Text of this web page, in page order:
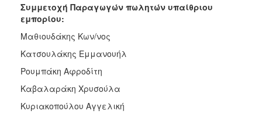
Συμμετοχή Παραγωγών πωλητών υπαίθριου
εμπορίου:
Μαθιουδάκης Κων/νος
Κατσουλάκης Εμμανουήλ
Ρουμπάκη Αφροδίτη
Καβαλαράκη Χρυσούλα
Κυριακοπούλου Αγγελική